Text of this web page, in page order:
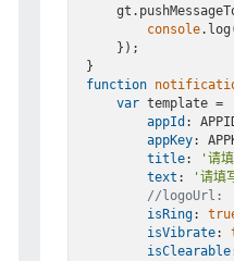
console
function
var template
appId :
appKey:
title:
'请
text :
'请填
//logoUrl:
isRing:
isVibrate:
isClearable